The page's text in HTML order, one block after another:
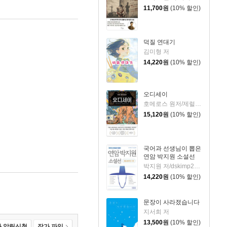
11,700원 (10% 할인)
덕질 연대기
김미형 저
14,220원 (10% 할인)
오디세이
호메로스 원저/제럴딘 매코크런 글/김재용 역/장시은 감수
15,120원 (10% 할인)
국어과 선생님이 뽑은
연암 박지원 소설선
박지원 저/dskimp2000 편
14,220원 (10% 할인)
문장이 사라졌습니다
지서희 저
13,500원 (10% 할인)